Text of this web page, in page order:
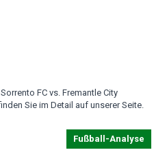
FC vs. Fremantle City
Sie im Detail auf unserer Seite.
Fußball-Analyse